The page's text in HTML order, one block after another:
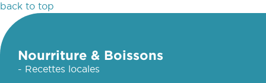
back to top
Nourriture & Boissons
- Recettes locales